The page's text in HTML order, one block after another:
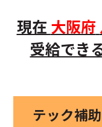
現在 大阪府
受給でき
テック補